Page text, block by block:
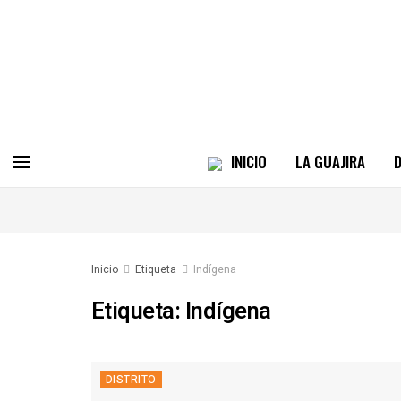
INICIO LA GUAJIRA
Inicio Etiqueta Indígena
Etiqueta: Indígena
DISTRITO